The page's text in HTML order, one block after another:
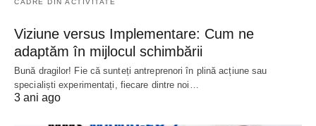
Viziune versus Implementare: Cum ne
adaptăm în mijlocul schimbării
Bună dragilor! Fie că sunteți antreprenori în plină acțiune sau
specialiști experimentați, fiecare dintre noi…
3 ani ago